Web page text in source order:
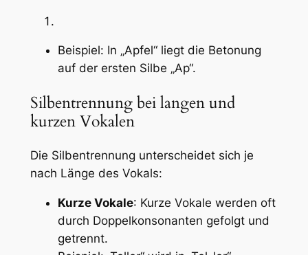
Beispiel: In „Apfel“ liegt die Betonung
auf der ersten Silbe „Ap“.
Silbentrennung bei langen und
kurzen Vokalen
Die Silbentrennung unterscheidet sich je
nach Länge des Vokals:
Kurze Vokale: Kurze Vokale werden oft
durch Doppelkonsonanten gefolgt und
getrennt.